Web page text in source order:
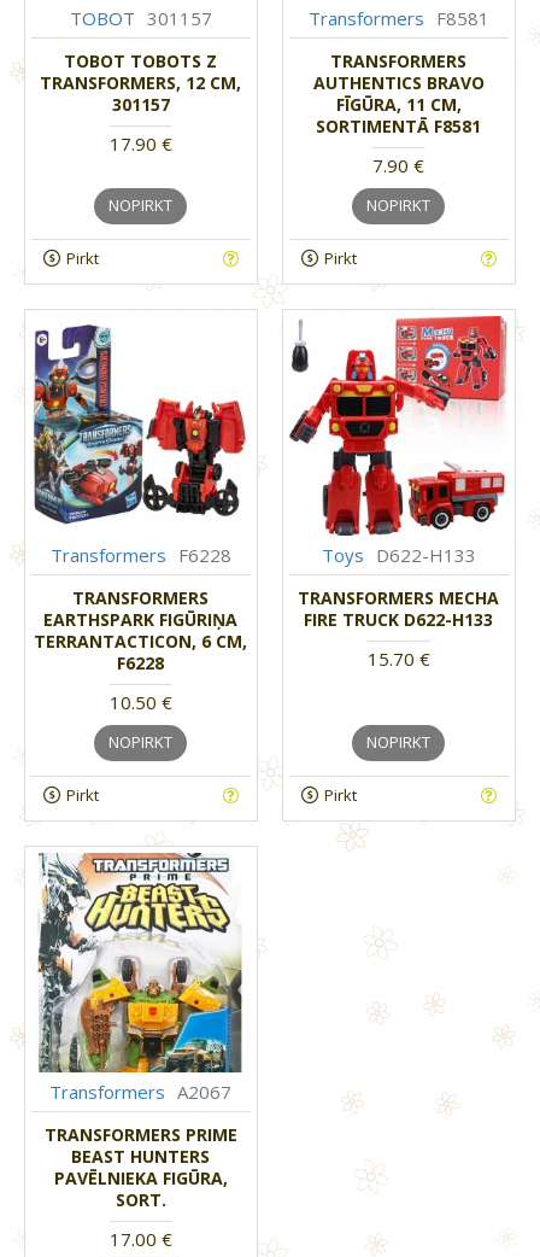
TOBOT 301157
TOBOT TOBOTS Z
TRANSFORMERS, 12 CM,
301157
17.90 €
NOPIRKT
Pirkt
Transformers F8581
TRANSFORMERS
AUTHENTICS BRAVO
FĪGŪRA, 11 CM,
SORTIMENTĀ F8581
7.90 €
NOPIRKT
Pirkt
Transformers F6228
TRANSFORMERS
EARTHSPARK FIGŪRIŅA
TERRANTACTICON, 6 CM,
F6228
10.50 €
NOPIRKT
Pirkt
Toys D622-H133
TRANSFORMERS MECHA
FIRE TRUCK D622-H133
15.70 €
NOPIRKT
Pirkt
Transformers A2067
TRANSFORMERS PRIME
BEAST HUNTERS
PAVĒLNIEKA FIGŪRA,
SORT.
17.00 €